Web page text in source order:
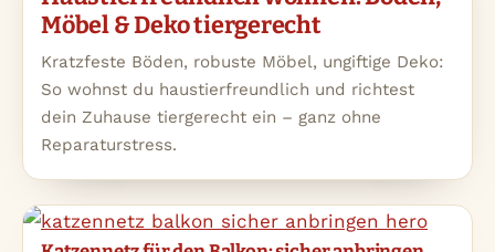
Möbel & Deko tiergerecht
Kratzfeste Böden, robuste Möbel, ungiftige Deko:
So wohnst du haustierfreundlich und richtest
dein Zuhause tiergerecht ein – ganz ohne
Reparaturstress.